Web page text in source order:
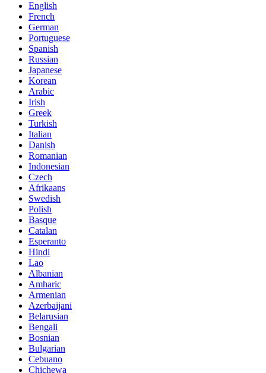
English
French
German
Portuguese
Spanish
Russian
Japanese
Korean
Arabic
Irish
Greek
Turkish
Italian
Danish
Romanian
Indonesian
Czech
Afrikaans
Swedish
Polish
Basque
Catalan
Esperanto
Hindi
Lao
Albanian
Amharic
Armenian
Azerbaijani
Belarusian
Bengali
Bosnian
Bulgarian
Cebuano
Chichewa